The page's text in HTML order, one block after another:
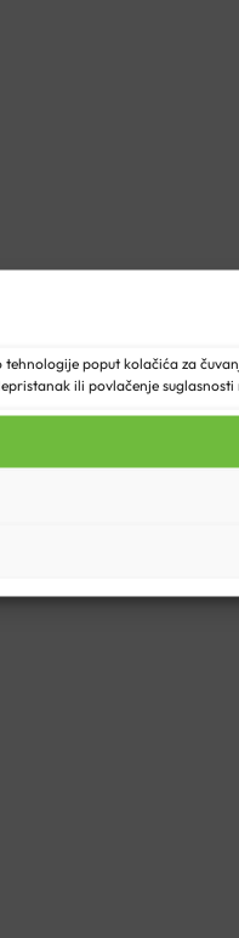
poput kolačića za
ili povlačenje